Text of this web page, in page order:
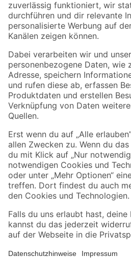
Zur Newsletter Anmeldung
Folge uns
Zahlungsarten
Sicher einkaufen
Jetzt die toom-App herunterladen
Alle Preisangaben in EUR inkl. gesetzl. MwSt.. Die
Umständen nicht in allen Märkten verfügbar. Die
Produkte nur solange der Vorrat reicht.
*Paketversand ab 59 € versandkostenfrei, gilt nicht